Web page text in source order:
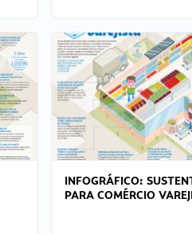
INFOGRÁFICO:
PARA COMÉRCIO